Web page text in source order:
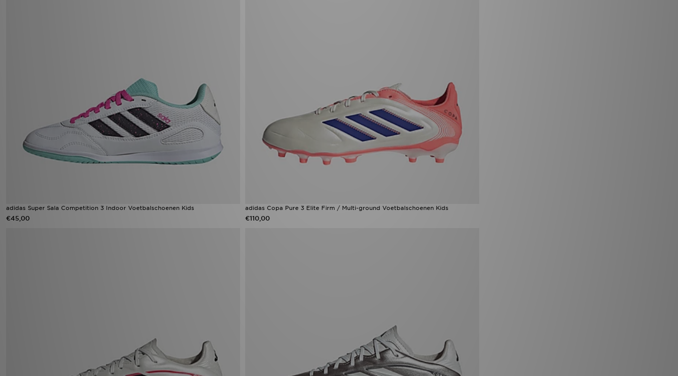
adidas Super Sala Competition 3 Indoor Voetbalschoenen Kids
€45,00
adidas Copa Pure 3 Elite Firm / Multi-ground Voetbalschoenen Kids
€110,00